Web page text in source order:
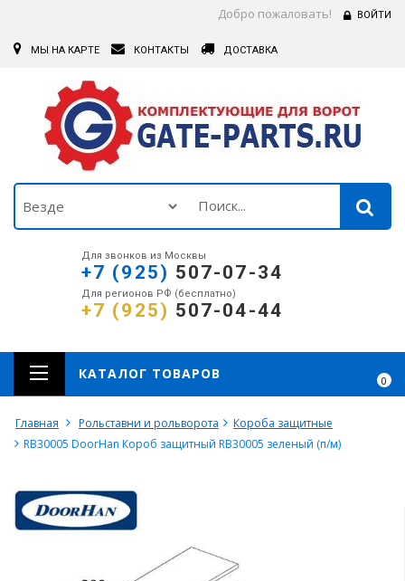
Добро пожаловать! ВОЙТИ
МЫ НА КАРТЕ КОНТАКТЫ ДОСТАВКА
Для звонков из Москвы
+7 (925) 507-07-34
Для регионов РФ (бесплатно)
+7 (925) 507-04-44
0
КАТАЛОГ ТОВАРОВ
Главная Рольставни и рольворота
Короба защитные
RB30005 DoorHan Короб защитный RB30005 зеленый (п/м)